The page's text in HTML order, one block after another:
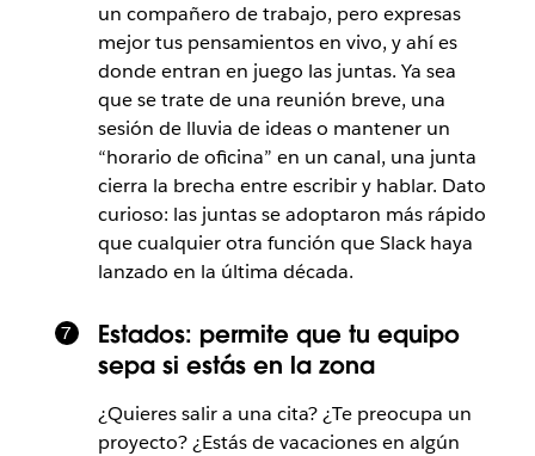
un compañero de trabajo, pero expresas
mejor tus pensamientos en vivo, y ahí es
donde entran en juego las juntas. Ya sea
que se trate de una reunión breve, una
sesión de lluvia de ideas o mantener un
“horario de oficina” en un canal, una junta
cierra la brecha entre escribir y hablar. Dato
curioso: las juntas se adoptaron más rápido
que cualquier otra función que Slack haya
lanzado en la última década.​
Estados: permite que tu equipo
sepa si estás en la zona
¿Quieres salir a una cita? ¿Te preocupa un
proyecto? ¿Estás de vacaciones en algún